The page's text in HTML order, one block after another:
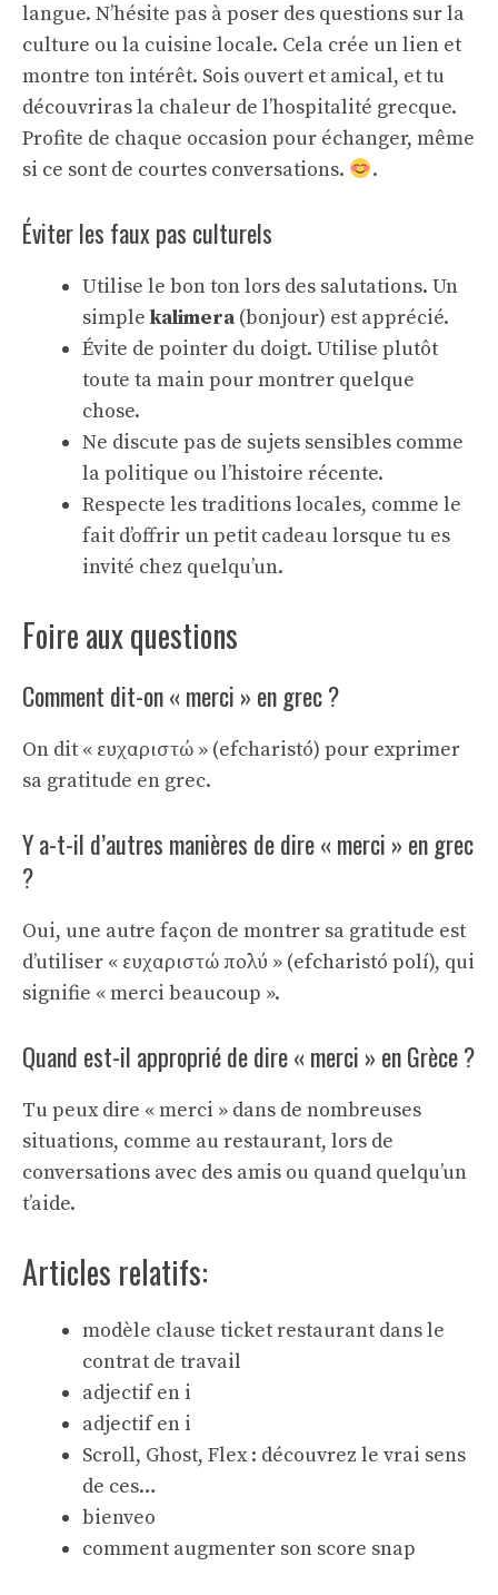
langue. N’hésite pas à poser des questions sur la
culture ou la cuisine locale. Cela crée un lien et
montre ton intérêt. Sois ouvert et amical, et tu
découvriras la chaleur de l’hospitalité grecque.
Profite de chaque occasion pour échanger, même
si ce sont de courtes conversations.
.
Éviter les faux pas culturels
Utilise le bon ton lors des salutations. Un
simple kalimera (bonjour) est apprécié.
Évite de pointer du doigt. Utilise plutôt
toute ta main pour montrer quelque
chose.
Ne discute pas de sujets sensibles comme
la politique ou l’histoire récente.
Respecte les traditions locales, comme le
fait d’offrir un petit cadeau lorsque tu es
invité chez quelqu’un.
Foire aux questions
Comment dit-on « merci » en grec ?
On dit « ευχαριστώ » (efcharistó) pour exprimer
sa gratitude en grec.
Y a-t-il d’autres manières de dire « merci » en grec
?
Oui, une autre façon de montrer sa gratitude est
d’utiliser « ευχαριστώ πολύ » (efcharistó polí), qui
signifie « merci beaucoup ».
Quand est-il approprié de dire « merci » en Grèce ?
Tu peux dire « merci » dans de nombreuses
situations, comme au restaurant, lors de
conversations avec des amis ou quand quelqu’un
t’aide.
Articles relatifs:
modèle clause ticket restaurant dans le
contrat de travail
adjectif en i
adjectif en i
Scroll, Ghost, Flex : découvrez le vrai sens
de ces…
bienveo
comment augmenter son score snap